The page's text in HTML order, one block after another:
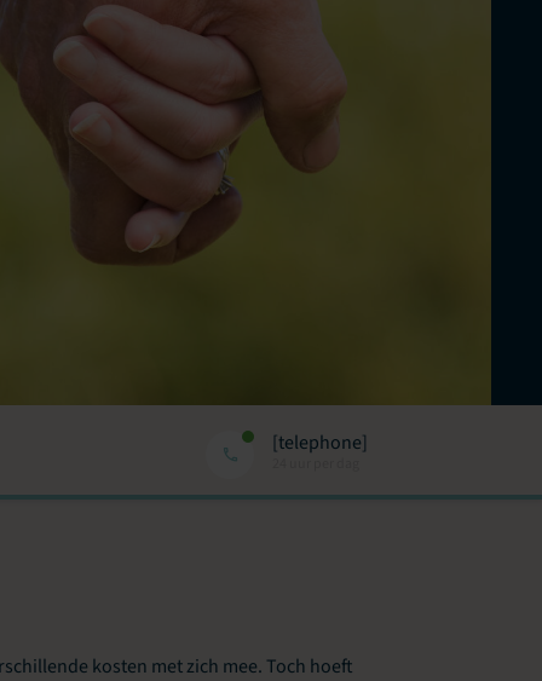
[telephone]
kosten met zich mee. Toch hoeft